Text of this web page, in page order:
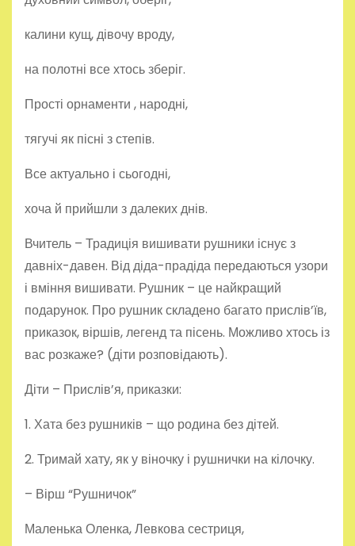
калини кущ, дівочу вроду,
на полотні все хтось зберіг.
Прості орнаменти , народні,
тягучі як пісні з степів.
Все актуально і сьогодні,
хоча й прийшли з далеких днів.
Вчитель – Традиція вишивати рушники існує з
давніх-давен. Від діда-прадіда передаються узори
і вміння вишивати. Рушник – це найкращий
подарунок. Про рушник складено багато прислів’їв,
приказок, віршів, легенд та пісень. Можливо хтось із
вас розкаже? (діти розповідають).
Діти – Прислів’я, приказки:
1. Хата без рушників – що родина без дітей.
2. Тримай хату, як у віночку і рушнички на кілочку.
– Вірш “Рушничок”
Маленька Оленка, Левкова сестриця,